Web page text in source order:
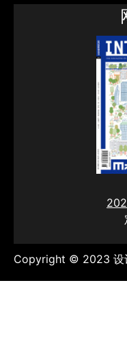
Copyright © 2023 设